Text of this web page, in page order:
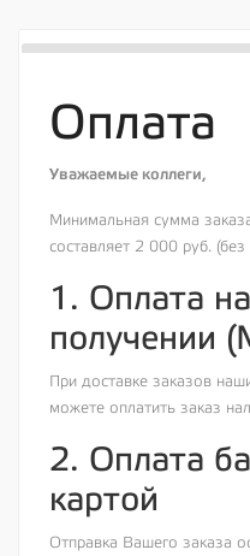
Оплата
Уважаемые коллеги,
Минимальная сумма
составляет 2 000 руб.
1. Оплата
получении
При доставке заказов
можете оплатить заказ
2. Оплата
картой
Отправка Вашего заказа